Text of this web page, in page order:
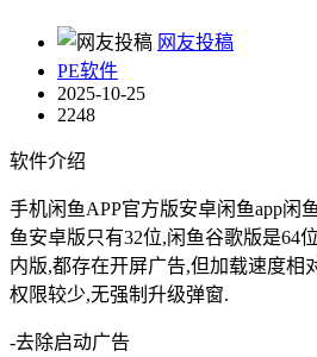
网友投稿
PE软件
2025-10-25
2248
软件介绍
手机闲鱼APP官方版安卓闲鱼app闲
鱼安卓版只有32位,闲鱼谷歌版是64
内版,都存在开屏广告,但加载速度相
权限较少,无强制升级弹窗.
-去除启动广告